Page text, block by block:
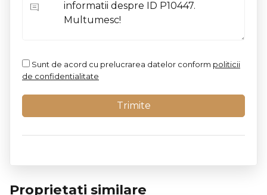
Sunt de acord cu prelucrarea datelor conform politicii
de confidentialitate
Proprietati similare